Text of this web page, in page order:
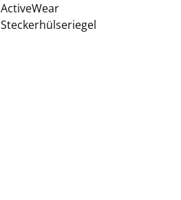
ActiveWear
Steckerhülseriegel